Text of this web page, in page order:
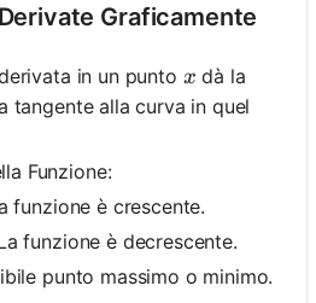
Graficamente
in un punto x
x dà la
tangente alla curva in quel
Funzione:
funzione è crescente.
funzione è decrescente.
punto massimo o minimo.